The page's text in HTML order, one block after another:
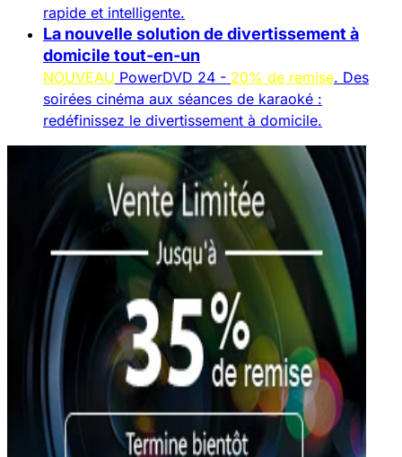
rapide et intelligente.
La nouvelle solution de divertissement à
domicile tout-en-un
NOUVEAU PowerDVD 24 - 20% de remise. Des
soirées cinéma aux séances de karaoké :
redéfinissez le divertissement à domicile.